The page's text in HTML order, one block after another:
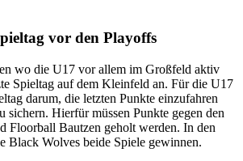
vor den Playoffs
wo die U17 vor allem im Großfeld aktiv
Spieltag auf dem Kleinfeld an. Für die U17
darum, die letzten Punkte einzufahren
sichern. Hierfür müssen Punkte gegen den
Floorball Bautzen geholt werden. In den
Black Wolves beide Spiele gewinnen.